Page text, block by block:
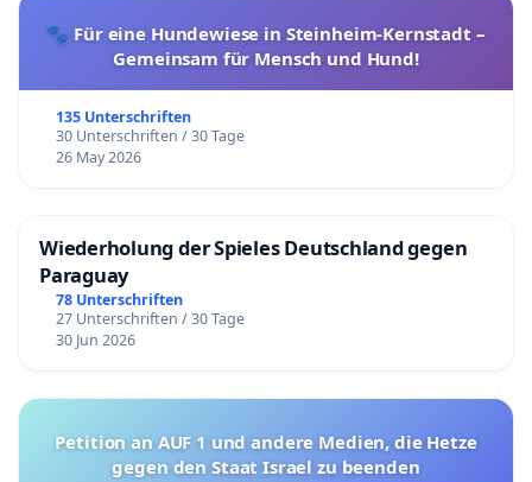
🐾 Für eine Hundewiese in Steinheim-Kernstadt –
Gemeinsam für Mensch und Hund!
135 Unterschriften
30 Unterschriften / 30 Tage
26 May 2026
Wiederholung der Spieles Deutschland gegen
Paraguay
78 Unterschriften
27 Unterschriften / 30 Tage
30 Jun 2026
Petition an AUF 1 und andere Medien, die Hetze
gegen den Staat Israel zu beenden